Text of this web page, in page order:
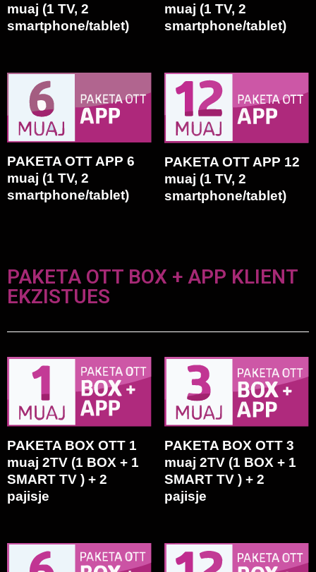
muaj (1 TV, 2
smartphone/tablet)
muaj (1 TV, 2
smartphone/tablet)
PAKETA OTT APP 6
muaj (1 TV, 2
smartphone/tablet)
PAKETA OTT APP 12
muaj (1 TV, 2
smartphone/tablet)
PAKETA OTT BOX + APP KLIENT
EKZISTUES
PAKETA BOX OTT 1
muaj 2TV (1 BOX + 1
SMART TV ) + 2
pajisje
PAKETA BOX OTT 3
muaj 2TV (1 BOX + 1
SMART TV ) + 2
pajisje